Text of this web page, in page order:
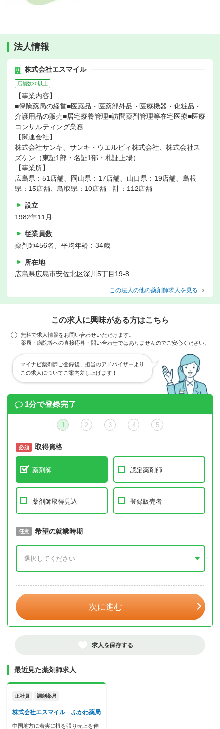
法人情報
株式会社エスマイル
店舗数30以上
【事業内容】
■保険薬局の経営■医薬品・医薬部外品・医療機器・化粧品・
介護用品の販売■居宅療養管理■訪問薬剤管理等在宅医療■医療
コンサルティング業務
【関連会社】
株式会社サンキ、サンキ・ウエルビィ株式会社、株式会社ス
ズケン（東証1部・名証1部・札証上場）
【事業所】
広島県：51店舗、岡山県：17店舗、山口県：19店舗、島根
県：15店舗、鳥取県：10店舗 計：112店舗
設立
1982年11月
従業員数
薬剤師456名、平均年齢：34歳
所在地
広島県広島市安佐北区深川5丁目19-8
この法人の他の薬剤師求人を見る
この求人に興味がある方はこちら
無料で求人情報をお問い合わせいただけます。
薬局・病院等への直接応募・問い合わせではありませんのでご安心ください。
マイナビ薬剤師ご登録後、担当のアドバイザーより
この求人についてご案内差し上げます！
1分で登録完了
1 2 3 4 5
必須 取得資格
薬剤師 認定薬剤師
薬剤師取得見込 登録販売者
必須 取得予定年
任意 希望の就業時期
次に進む
求人を保存する
最近見た薬剤師求人
正社員 調剤薬局
株式会社エスマイル ふかわ薬局
中国地方に着実に根を張り売上を伸